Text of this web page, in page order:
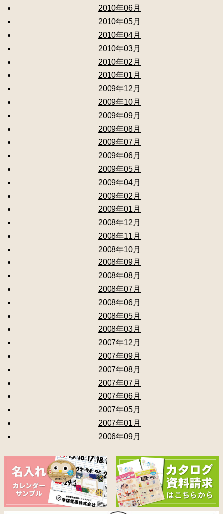
2010年06月
2010年05月
2010年04月
2010年03月
2010年02月
2010年01月
2009年12月
2009年10月
2009年09月
2009年08月
2009年07月
2009年06月
2009年05月
2009年04月
2009年02月
2009年01月
2008年12月
2008年11月
2008年10月
2008年09月
2008年08月
2008年07月
2008年06月
2008年05月
2008年03月
2007年12月
2007年09月
2007年08月
2007年07月
2007年06月
2007年05月
2007年01月
2006年09月